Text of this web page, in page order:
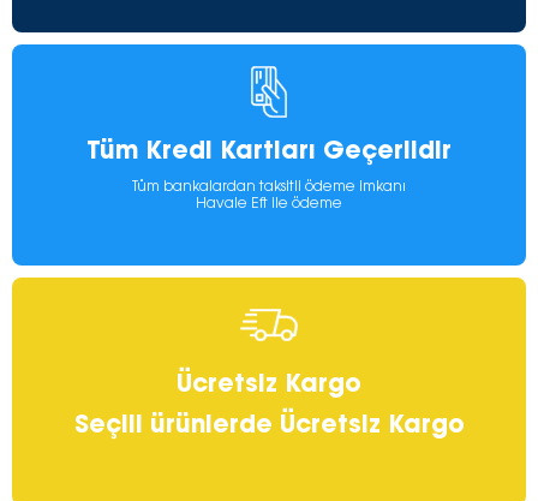
Tüm Kredi Kartları Geçerlidir
Tüm bankalardan taksitli ödeme imkanı
Havale Eft ile ödeme
Ücretsiz Kargo
Seçili ürünlerde Ücretsiz Kargo